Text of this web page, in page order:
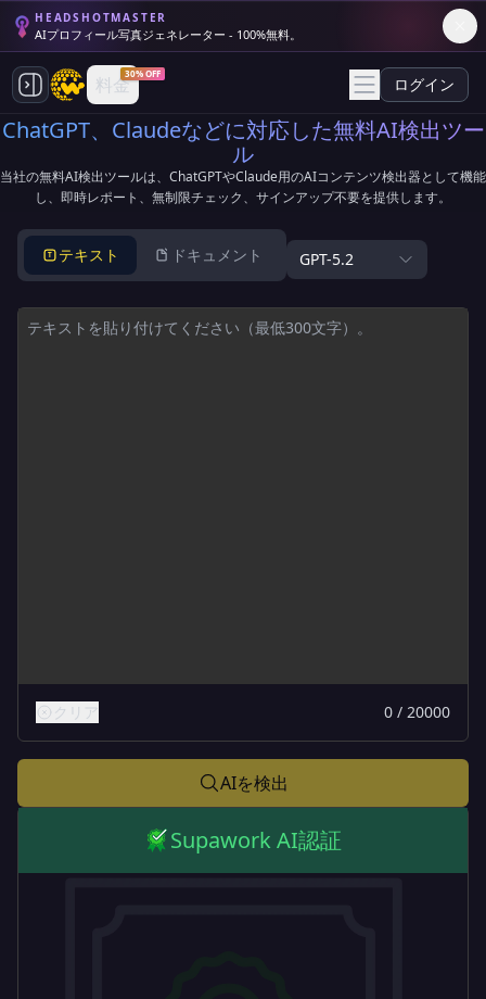
HEADSHOTMASTER
AIプロフィール写真ジェネレーター - 100%無料。
料金30% OFF
ログイン
ChatGPT、Claudeなどに対応した無料AI検出ツー
ル
当社の無料AI検出ツールは、ChatGPTやClaude用のAIコンテンツ検出器として機能
し、即時レポート、無制限チェック、サインアップ不要を提供します。
T テキスト ドキュメント GPT-5.2
クリア 0 / 20000
AIを検出
Supawork AI認証